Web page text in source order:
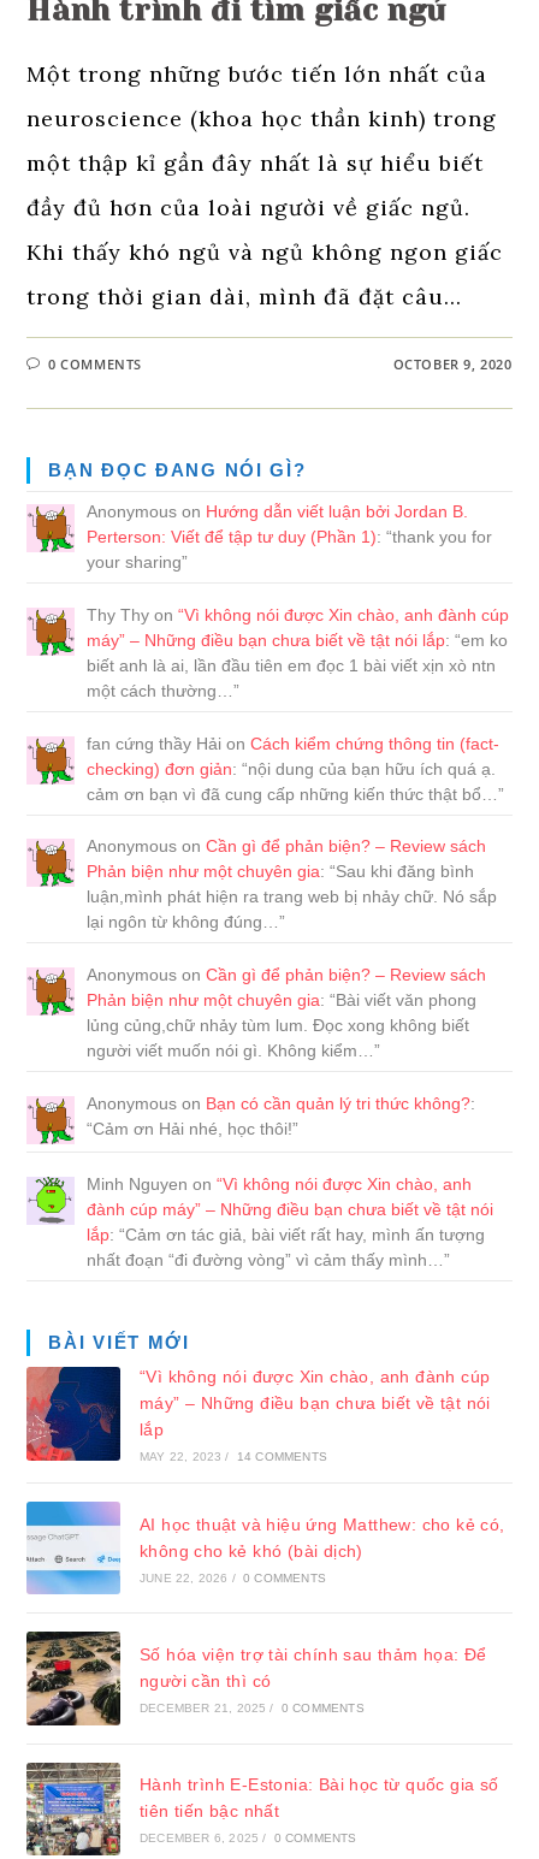
Hành trình đi tìm giấc ngủ
Một trong những bước tiến lớn nhất của
neuroscience (khoa học thần kinh) trong
một thập kỉ gần đây nhất là sự hiểu biết
đầy đủ hơn của loài người về giấc ngủ.
Khi thấy khó ngủ và ngủ không ngon giấc
trong thời gian dài, mình đã đặt câu…
0 COMMENTS OCTOBER 9, 2020
BẠN ĐỌC ĐANG NÓI GÌ?
Anonymous on Hướng dẫn viết luận bởi Jordan B.
Perterson: Viết để tập tư duy (Phần 1): “thank you for
your sharing”
Thy Thy on“Vì không nói được Xin chào, anh đành cúp
máy” – Những điều bạn chưa biết về tật nói lắp: “em ko
biết anh là ai, lần đầu tiên em đọc 1 bài viết xịn xò ntn
một cách thường…”
fan cứng thầy Hải onCách kiểm chứng thông tin (fact-
checking) đơn giản: “nội dung của bạn hữu ích quá ạ.
cảm ơn bạn vì đã cung cấp những kiến thức thật bổ…”
Anonymous onCần gì để phản biện? – Review sách
Phản biện như một chuyên gia: “Sau khi đăng bình
luận,mình phát hiện ra trang web bị nhảy chữ. Nó sắp
lại ngôn từ không đúng…”
Anonymous onCần gì để phản biện? – Review sách
Phản biện như một chuyên gia: “Bài viết văn phong
lủng củng,chữ nhảy tùm lum. Đọc xong không biết
người viết muốn nói gì. Không kiểm…”
Anonymous on Bạn có cần quản lý tri thức không?:
“Cảm ơn Hải nhé, học thôi!”
Minh Nguyen on“Vì không nói được Xin chào, anh
đành cúp máy” – Những điều bạn chưa biết về tật nói
lắp: “Cảm ơn tác giả, bài viết rất hay, mình ấn tượng
nhất đoạn “đi đường vòng” vì cảm thấy mình…”
BÀI VIẾT MỚI
“Vì không nói được Xin chào, anh đành cúp
máy” – Những điều bạn chưa biết về tật nói
lắp
MAY 22, 2023 / 14 COMMENTS
AI học thuật và hiệu ứng Matthew: cho kẻ có,
không cho kẻ khó (bài dịch)
JUNE 22, 2026 / 0 COMMENTS
Số hóa viện trợ tài chính sau thảm họa: Để
người cần thì có
DECEMBER 21, 2025 / 0 COMMENTS
Hành trình E-Estonia: Bài học từ quốc gia số
tiên tiến bậc nhất
DECEMBER 6, 2025 / 0 COMMENTS